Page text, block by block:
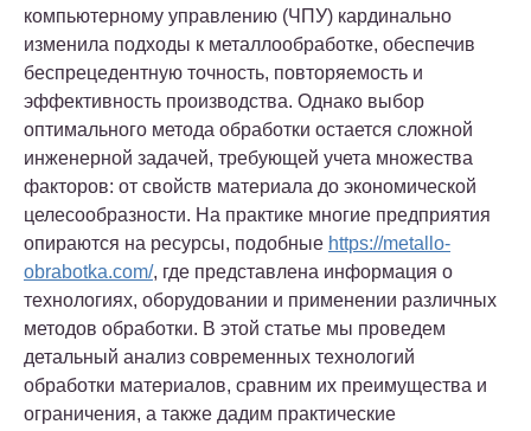
компьютерному управлению (ЧПУ) кардинально
изменила подходы к металлообработке, обеспечив
беспрецедентную точность, повторяемость и
эффективность производства. Однако выбор
оптимального метода обработки остается сложной
инженерной задачей, требующей учета множества
факторов: от свойств материала до экономической
целесообразности. На практике многие предприятия
опираются на ресурсы, подобные https://metallo-
obrabotka.com/, где представлена информация о
технологиях, оборудовании и применении различных
методов обработки. В этой статье мы проведем
детальный анализ современных технологий
обработки материалов, сравним их преимущества и
ограничения, а также дадим практические